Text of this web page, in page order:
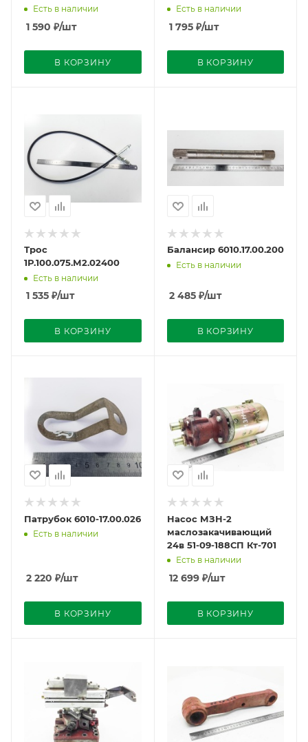
Есть в наличии
1 590 ₽/шт
В КОРЗИНУ
Есть в наличии
1 795₽/шт
В КОРЗИНУ
Трос
1Р.100.075.М2.02400
Есть в наличии
1 535 ₽/шт
В КОРЗИНУ
Балансир 6010.17.00.200
Есть в наличии
2 485₽/шт
В КОРЗИНУ
Патрубок 6010-17.00.026
Есть в наличии
2 220 ₽/шт
В КОРЗИНУ
Насос МЗН-2
маслозакачивающий
24в 51-09-188СП Кт-701
Есть в наличии
12 699₽/шт
В КОРЗИНУ